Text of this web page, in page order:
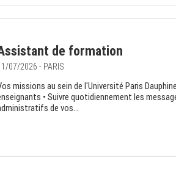
de formation
07/2026 - PARIS
missions au sein de l'Université Paris
• Suivre quotidiennement les
de vos...